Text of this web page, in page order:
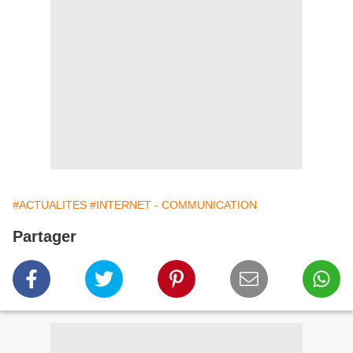
#ACTUALITES #INTERNET - COMMUNICATION
Partager